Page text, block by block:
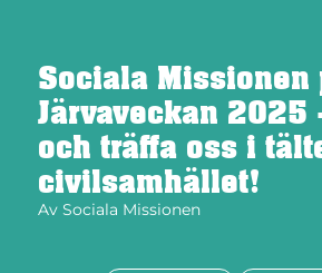
Sociala Missionen
Järvaveckan 2025
och träffa oss i
civilsamhället!
Av Sociala Missionen